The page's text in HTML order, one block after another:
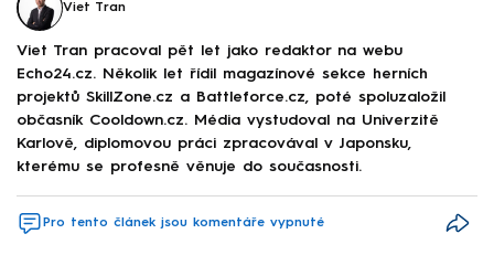
Viet Tran
Viet Tran pracoval pět let jako redaktor na webu
Echo24.cz. Několik let řídil magazínové sekce herních
projektů SkillZone.cz a Battleforce.cz, poté spoluzaložil
občasník Cooldown.cz. Média vystudoval na Univerzitě
Karlově, diplomovou práci zpracovával v Japonsku,
kterému se profesně věnuje do současnosti.
Pro tento článek jsou komentáře vypnuté